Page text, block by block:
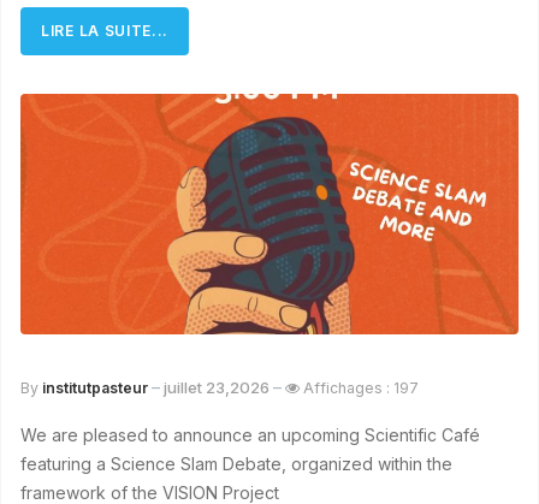
LIRE LA SUITE...
By institutpasteur juillet 23,2026 Affichages : 197
We are pleased to announce an upcoming Scientific Café
featuring a Science Slam Debate, organized within the
framework of the VISION Project